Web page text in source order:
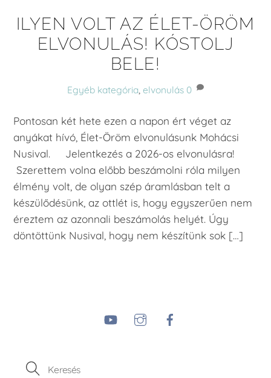
ILYEN VOLT AZ ÉLET-ÖRÖM
ELVONULÁS! KÓSTOLJ
BELE!
Egyéb kategória, elvonulás 0
Pontosan két hete ezen a napon ért véget az
anyákat hívó, Élet-Öröm elvonulásunk Mohácsi
Nusival. Jelentkezés a 2026-os elvonulásra!
Szerettem volna előbb beszámolni róla milyen
élmény volt, de olyan szép áramlásban telt a
készülődésünk, az ottlét is, hogy egyszerűen nem
éreztem az azonnali beszámolás helyét. Úgy
döntöttünk Nusival, hogy nem készítünk sok […]
YouTube Instagram